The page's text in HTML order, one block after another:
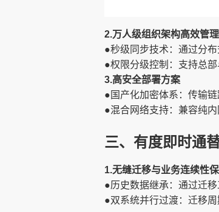
2.万人级组织架构高效管理
●秒级同步技术：通过分
●权限分级控制：支持总
3.高安全部署方案
●国产化加密体系：传输
●混合网络支持：兼容纯
三、有度即时通
1.无缝迁移与业务连续性
●历史数据继承：通过迁
●双系统并行过渡：迁移